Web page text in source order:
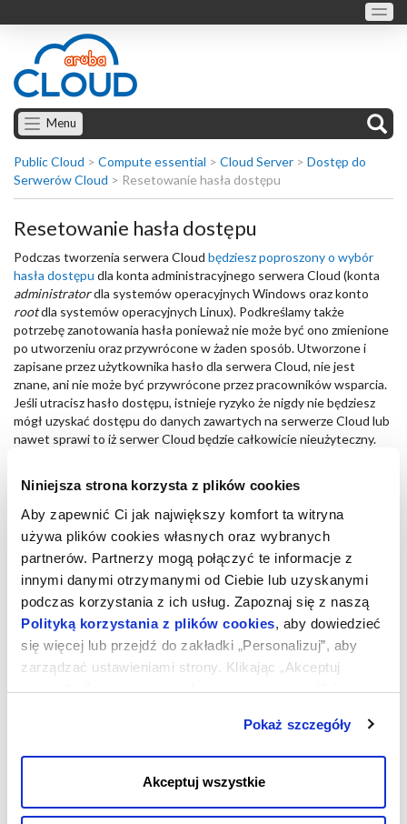
Niniejsza strona korzysta z plików cookies
Aby zapewnić Ci jak największy komfort ta witryna
używa plików cookies własnych oraz wybranych
partnerów. Partnerzy mogą połączyć te informacje z
innymi danymi otrzymanymi od Ciebie lub uzyskanymi
podczas korzystania z ich usług. Zapoznaj się z naszą
Polityką korzystania z plików cookies, aby dowiedzieć
się więcej lub przejdź do zakładki „Personalizuj”, aby
zarządzać ustawieniami strony. Klikając „Akceptuj
wszystkie”, wyrażasz zgodę na zapisywanie plików
akceptujesz przechowywanie tylko niezbędnych plików
cookies.
Pokaż szczegóły
Akceptuj wszystkie
Menu
Public Cloud > Compute essential > Cloud Server > Dostęp do
Serwerów Cloud > Resetowanie hasła dostępu
Resetowanie hasła dostępu
Podczas tworzenia serwera Cloud będziesz poproszony o wybór
hasła dostępu dla konta administracyjnego serwera Cloud (konta
administratordla systemów operacyjnych Windows oraz konto
rootdla systemów operacyjnych Linux). Podkreślamy także
potrzebę zanotowania hasła ponieważ nie może być ono zmienione
po utworzeniu oraz przywrócone w żaden sposób. Utworzone i
zapisane przez użytkownika hasło dla serwera Cloud, nie jest
znane, ani nie może być przywrócone przez pracowników wsparcia.
Jeśli utracisz hasło dostępu, istnieje ryzyko że nigdy nie będziesz
mógł uzyskać dostępu do danych zawartych na serwerze Cloud lub
nawet sprawi to iż serwer Cloud będzie całkowicie nieużyteczny.
istnieją pewne metody wymuszające na systemie operacyjnym
zresetowanie hasła dla konta administracyjnego:
Serwera Cloud Windows 2008/2012/2016
Serwera Cloud Linux CentOS
Serwera Cloud Debian - Ubuntu
Serwera Cloud openSuse
operacyjnym resetowanie hasła dostępu.